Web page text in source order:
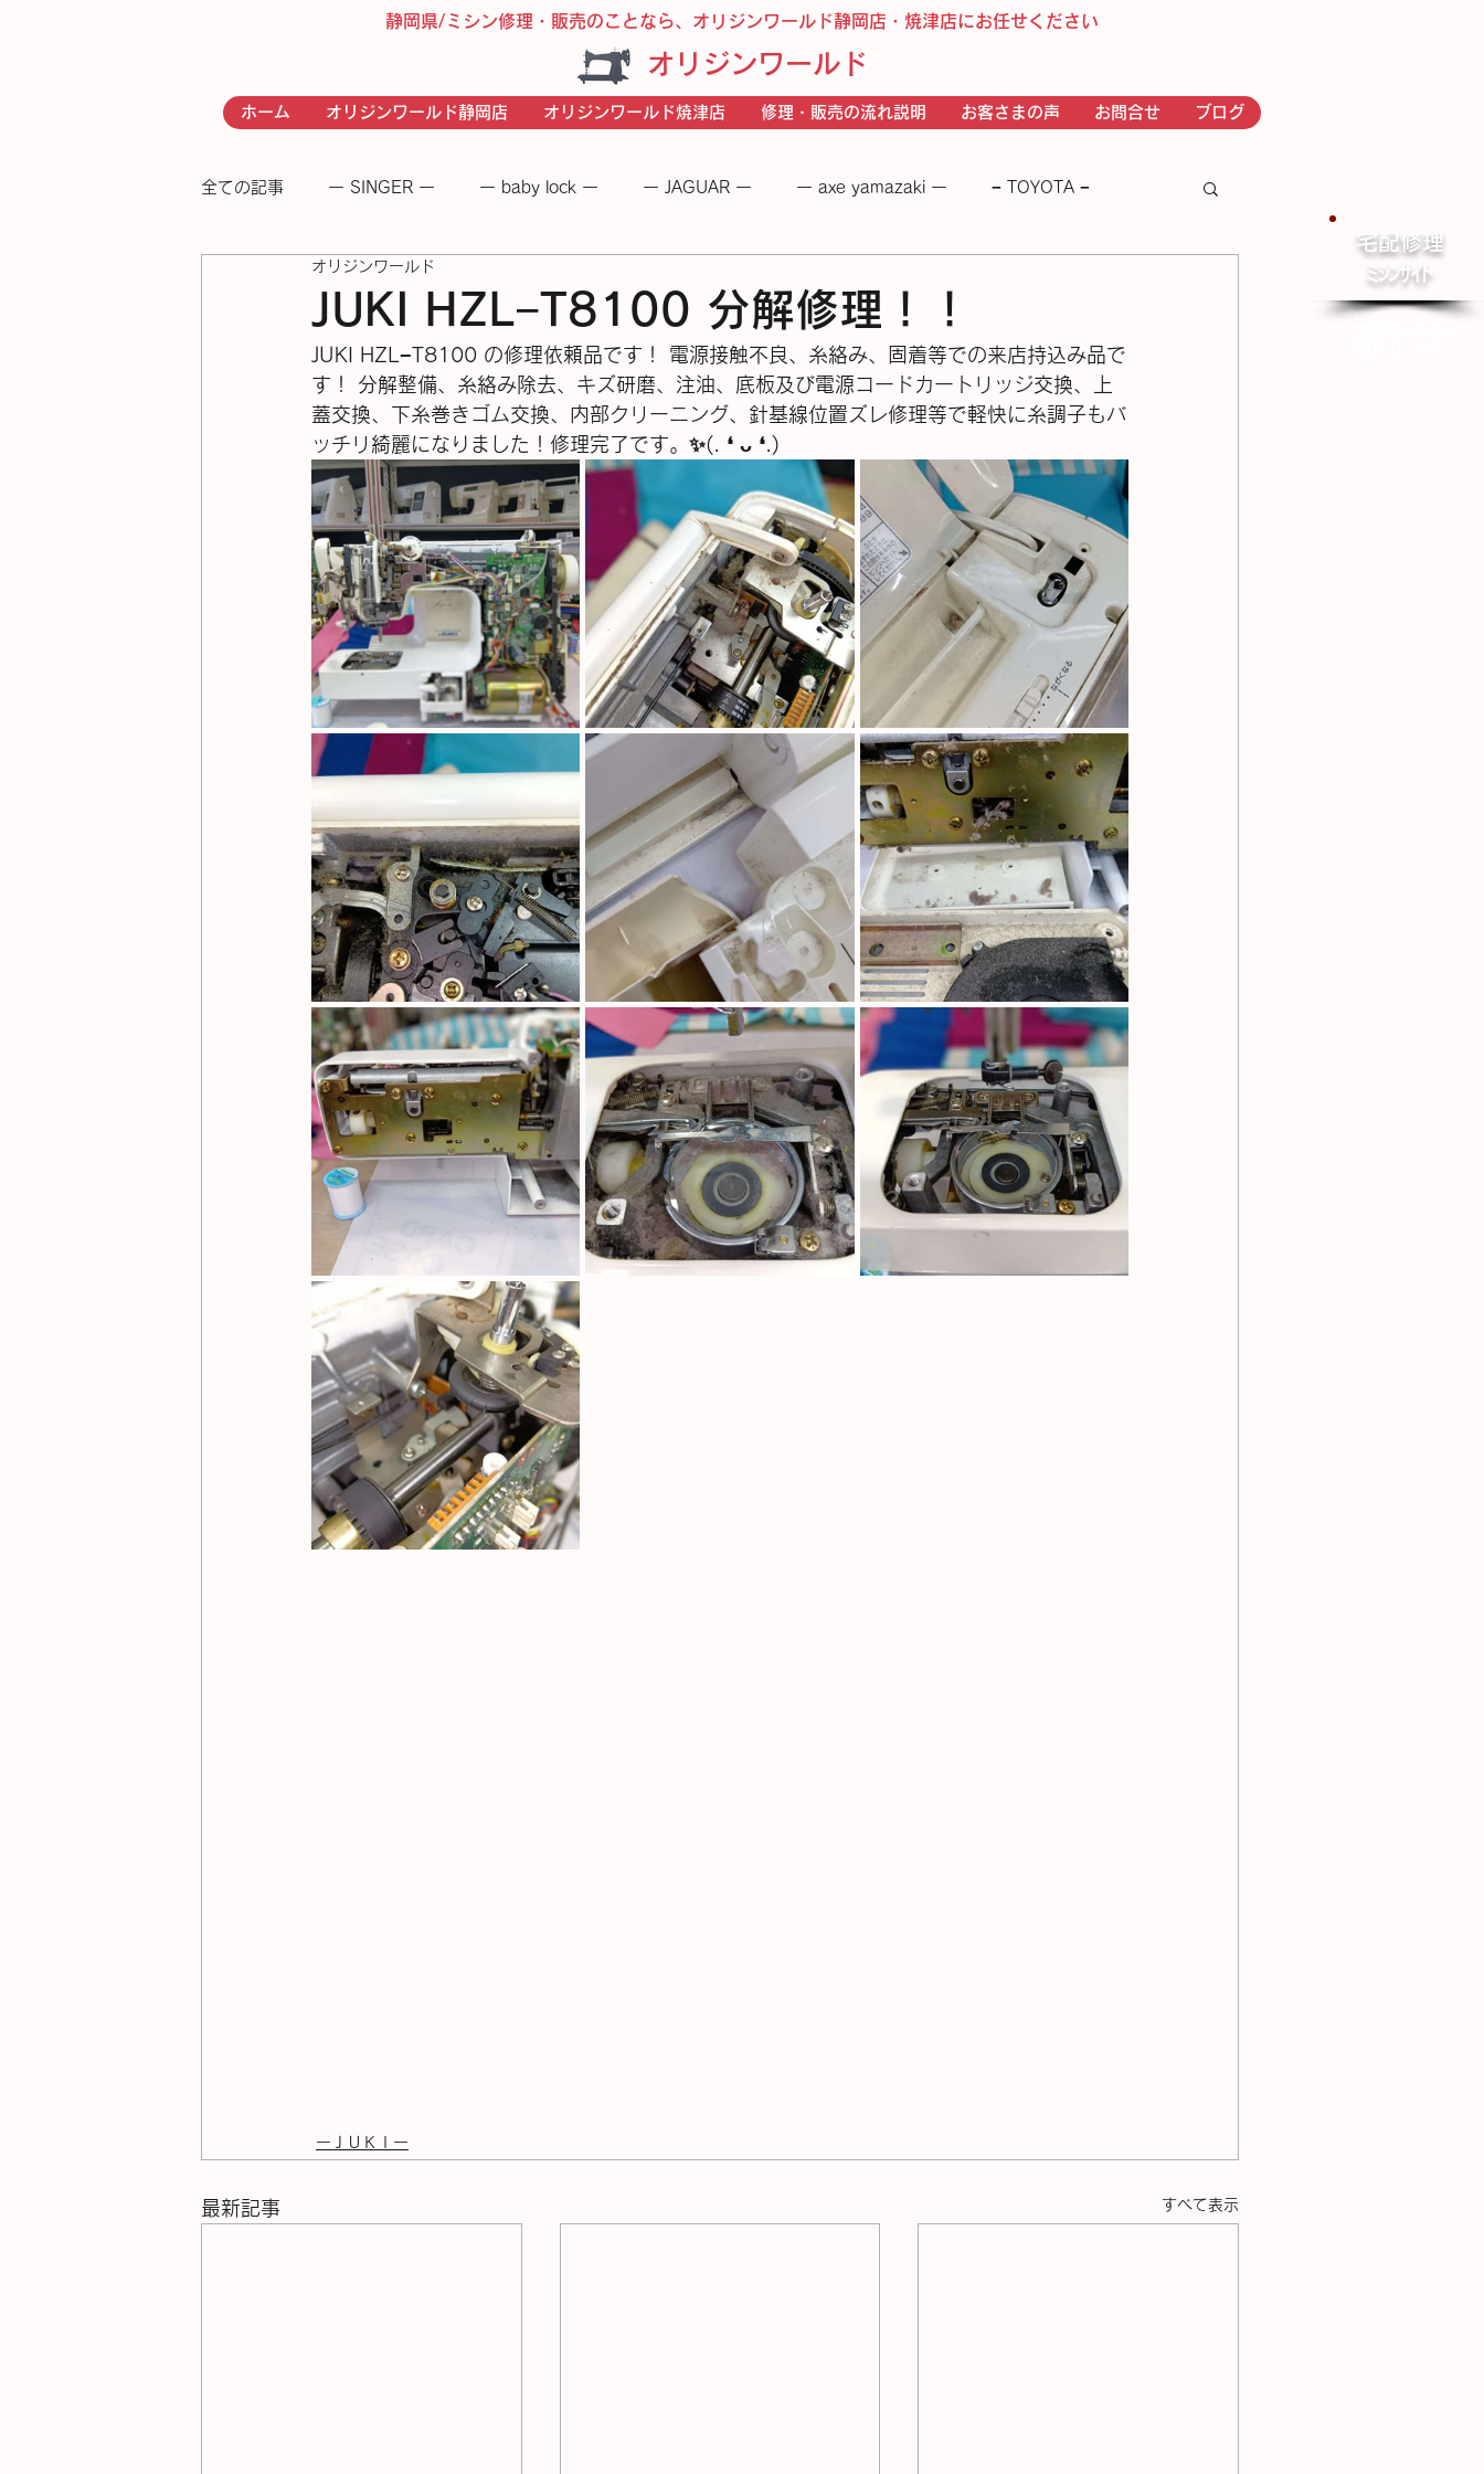
宅配修理
​ﾐｼﾝｻｲﾄ
静岡県/ミシン修理・販売のことなら、オリジンワールド静岡店・焼津店にお任せください
オリジンワールド
ホーム オリジンワールド静岡店 オリジンワールド焼津店 修理・販売の流れ説明 お客さまの声 お問合せ ブログ
全ての記事 ー SINGER ー ー baby lock ー ー JAGUAR ー ー axe yamazaki ー − TOYOTA −
- RICCAR - − 足踏みミシン −
JUKI HZL−T8100 分解修理！！
オリジンワールド
JUKI HZL−T8100 の修理依頼品です！ 電源接触不良、糸絡み、固着等での来店持込み品で
す！ 分解整備、糸絡み除去、キズ研磨、注油、底板及び電源コードカートリッジ交換、上
蓋交換、下糸巻きゴム交換、内部クリーニング、針基線位置ズレ修理等で軽快に糸調子もバ
ッチリ綺麗になりました！修理完了です。✨(⁠.⁠ ⁠❛⁠ ⁠ᴗ⁠ ⁠❛⁠.⁠)
ーＪＵＫＩー
最新記事 すべて表示